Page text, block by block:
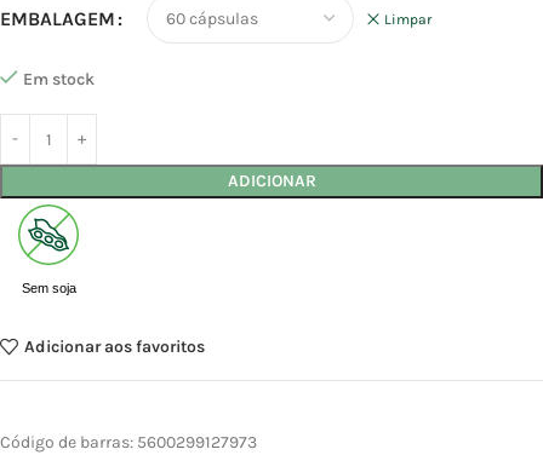
EMBALAGEM Limpar
Em stock
ADICIONAR
Sem soja
Adicionar aos favoritos
Código de barras: 5600299127973